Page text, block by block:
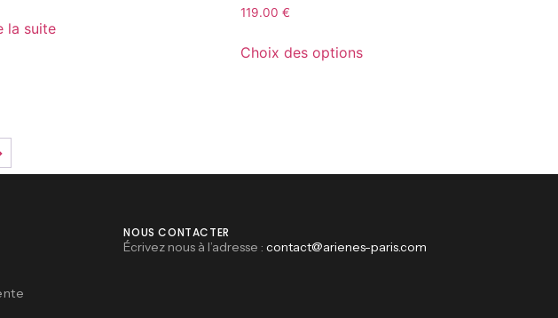
la suite
119.00€
Choix des options
NOUS CONTACTER
Écrivez nous à l’adresse :contact@arienes-paris.com